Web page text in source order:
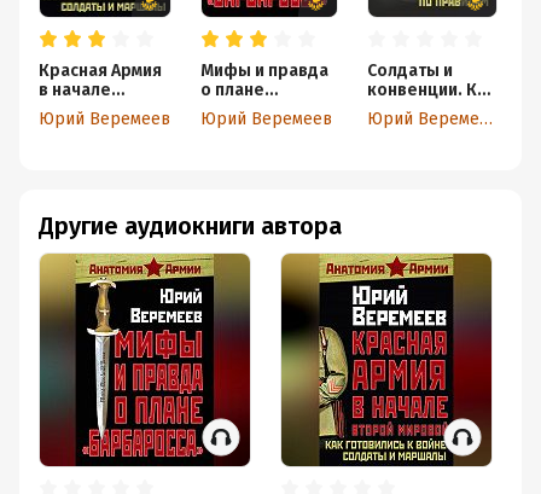
Красная Армия
в начале
Второй
мировой. Как
Юрий Веремеев
Мифы и правда
о плане
«Барбаросса»
Юрий Веремеев
Солдаты и
конвенции. Как
воевать по
правилам
Юрий Веремеев
Другие аудиокниги автора